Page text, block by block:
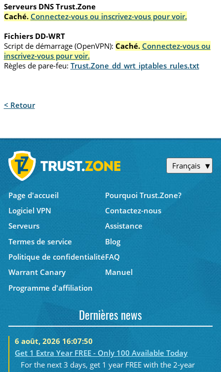
Serveurs DNS Trust.Zone
Caché. Connectez-vous ou inscrivez-vous pour voir.
Fichiers DD-WRT
Script de démarrage (OpenVPN): Caché. Connectez-vous ou
inscrivez-vous pour voir.
Règles de pare-feu: Trust.Zone_dd_wrt_iptables_rules.txt
< Retour
Français
Page d'accueil
Pourquoi Trust.Zone?
Logiciel VPN
Contactez-nous
Serveurs
Assistance
Termes de service
Blog
Politique de confidentialitéFAQ
Warrant Canary
Manuel
Programme d'affiliation
Dernières news
6 août, 2026 16:07:50
Get 1 Extra Year FREE - Only 100 Available Today
For the next 3 days, get 1 year FREE with the 2-year